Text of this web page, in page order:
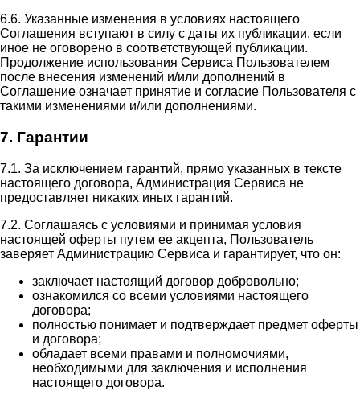
6.6. Указанные изменения в условиях настоящего
Соглашения вступают в силу с даты их публикации, если
иное не оговорено в соответствующей публикации.
Продолжение использования Сервиса Пользователем
после внесения изменений и/или дополнений в
Соглашение означает принятие и согласие Пользователя с
такими изменениями и/или дополнениями.
7. Гарантии
7.1. За исключением гарантий, прямо указанных в тексте
настоящего договора, Администрация Сервиса не
предоставляет никаких иных гарантий.
7.2. Соглашаясь с условиями и принимая условия
настоящей оферты путем ее акцепта, Пользователь
заверяет Администрацию Сервиса и гарантирует, что он:
заключает настоящий договор добровольно;
ознакомился со всеми условиями настоящего
договора;
полностью понимает и подтверждает предмет оферты
и договора;
обладает всеми правами и полномочиями,
необходимыми для заключения и исполнения
настоящего договора.